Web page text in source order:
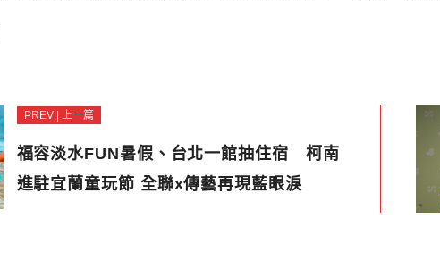
PREV | 上一篇
福容淡水FUN暑假、台北一館抽住宿 柯南
進駐宜蘭童玩節 全聯x傳藝再現藍眼淚